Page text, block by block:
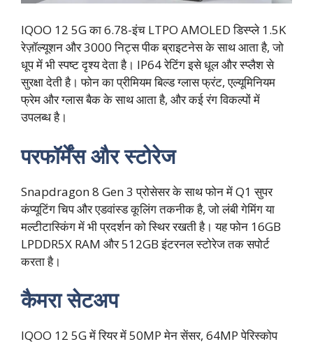
IQOO 12 5G का 6.78-इंच LTPO AMOLED डिस्प्ले 1.5K
रेज़ॉल्यूशन और 3000 निट्स पीक ब्राइटनेस के साथ आता है, जो
धूप में भी स्पष्ट दृश्य देता है। IP64 रेटिंग इसे धूल और स्प्लैश से
सुरक्षा देती है। फोन का प्रीमियम बिल्ड ग्लास फ्रंट, एल्यूमिनियम
फ्रेम और ग्लास बैक के साथ आता है, और कई रंग विकल्पों में
उपलब्ध है।
परफॉर्मेंस और स्टोरेज
Snapdragon 8 Gen 3 प्रोसेसर के साथ फोन में Q1 सुपर
कंप्यूटिंग चिप और एडवांस्ड कूलिंग तकनीक है, जो लंबी गेमिंग या
मल्टीटास्किंग में भी प्रदर्शन को स्थिर रखती है। यह फोन 16GB
LPDDR5X RAM और 512GB इंटरनल स्टोरेज तक सपोर्ट
करता है।
कैमरा सेटअप
IQOO 12 5G में रियर में 50MP मेन सेंसर, 64MP पेरिस्कोप